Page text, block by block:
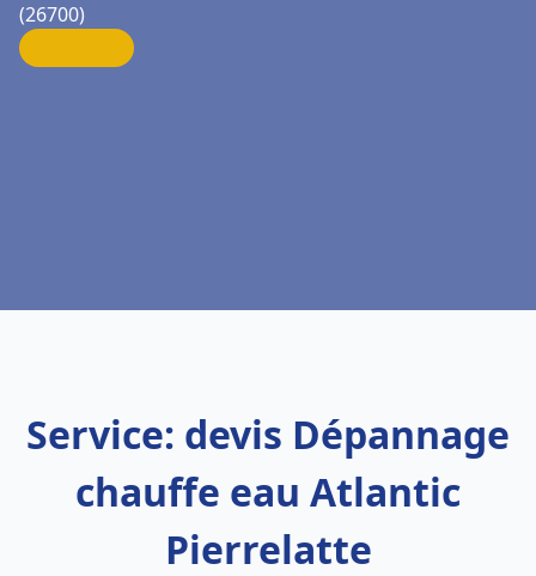
(26700)
Service: devis Dépannage
chauffe eau Atlantic
Pierrelatte